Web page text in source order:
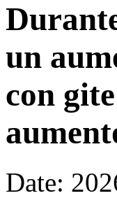
un
con
Date: